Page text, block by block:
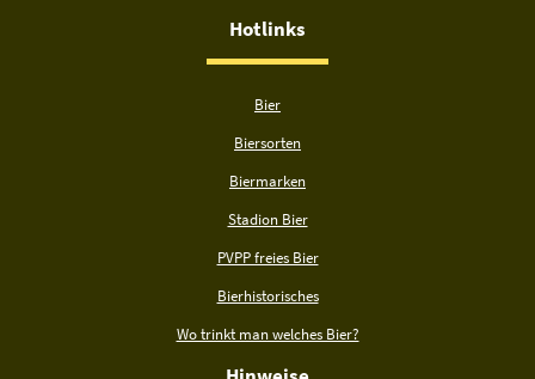
Hotlinks
Bier
Biersorten
Biermarken
Stadion Bier
PVPP freies Bier
Bierhistorisches
Wo trinkt man welches Bier?